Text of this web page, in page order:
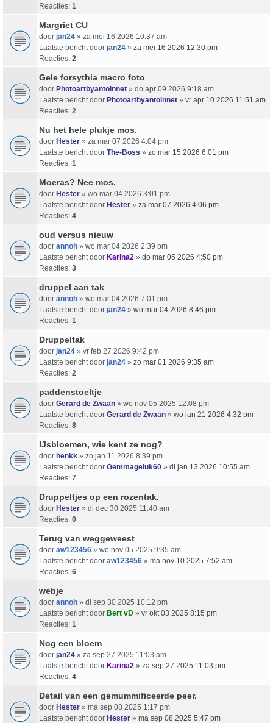
Reacties: 1
Margriet CU
door jan24 » za mei 16 2026 10:37 am
Laatste bericht door jan24 » za mei 16 2026 12:30 pm
Reacties: 2
Gele forsythia macro foto
door Photoartbyantoinnet » do apr 09 2026 9:18 am
Laatste bericht door Photoartbyantoinnet » vr apr 10 2026 11:51 am
Reacties: 2
Nu het hele plukje mos.
door Hester » za mar 07 2026 4:04 pm
Laatste bericht door The-Boss » zo mar 15 2026 6:01 pm
Reacties: 1
Moeras? Nee mos.
door Hester » wo mar 04 2026 3:01 pm
Laatste bericht door Hester » za mar 07 2026 4:06 pm
Reacties: 4
oud versus nieuw
door annoh » wo mar 04 2026 2:39 pm
Laatste bericht door Karina2 » do mar 05 2026 4:50 pm
Reacties: 3
druppel aan tak
door annoh » wo mar 04 2026 7:01 pm
Laatste bericht door jan24 » wo mar 04 2026 8:46 pm
Reacties: 1
Druppeltak
door jan24 » vr feb 27 2026 9:42 pm
Laatste bericht door jan24 » zo mar 01 2026 9:35 am
Reacties: 2
paddenstoeltje
door Gerard de Zwaan » wo nov 05 2025 12:08 pm
Laatste bericht door Gerard de Zwaan » wo jan 21 2026 4:32 pm
Reacties: 8
IJsbloemen, wie kent ze nog?
door henkk » zo jan 11 2026 8:39 pm
Laatste bericht door Gemmageluk60 » di jan 13 2026 10:55 am
Reacties: 7
Druppeltjes op een rozentak.
door Hester » di dec 30 2025 11:40 am
Reacties: 0
Terug van weggeweest
door aw123456 » wo nov 05 2025 9:35 am
Laatste bericht door aw123456 » ma nov 10 2025 7:52 am
Reacties: 6
webje
door annoh » di sep 30 2025 10:12 pm
Laatste bericht door Bert vD » vr okt 03 2025 8:15 pm
Reacties: 1
Nog een bloem
door jan24 » za sep 27 2025 11:03 am
Laatste bericht door Karina2 » za sep 27 2025 11:03 pm
Reacties: 4
Detail van een gemummificeerde peer.
door Hester » ma sep 08 2025 1:17 pm
Laatste bericht door Hester » ma sep 08 2025 5:47 pm